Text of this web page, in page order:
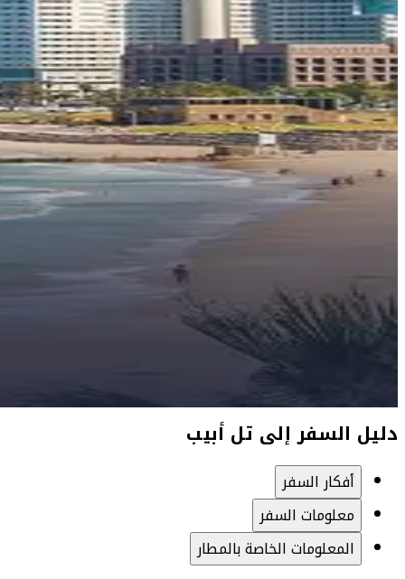
دليل السفر إلى تل أبيب
أفكار السفر
معلومات السفر
المعلومات الخاصة بالمطار